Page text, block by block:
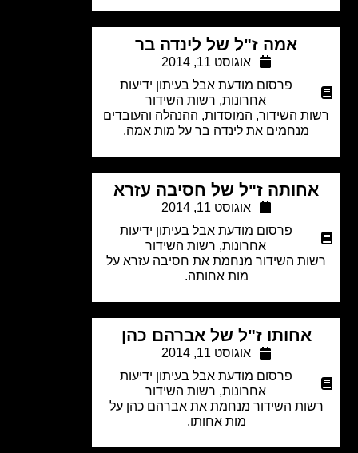
אמה ז"ל של לינדה בר
אוגוסט 11, 2014
פרסום מודעת אבל בעיתון ידיעות
אחרונות,רשות השידור
השידור, המוסדות, ההנהלה והעובדים
מנחמים את לינדה בר על מות אמה.
ז"ל של חסיבה עזרא
אוגוסט 11, 2014
פרסום מודעת אבל בעיתון ידיעות
אחרונות,רשות השידור
השידור מנחמת את חסיבה עזרא על
מות אחותה.
אחותו ז"ל של אברהם כהן
אוגוסט 11, 2014
פרסום מודעת אבל בעיתון ידיעות
אחרונות,רשות השידור
השידור מנחמת את אברהם כהן על
מות אחותו.